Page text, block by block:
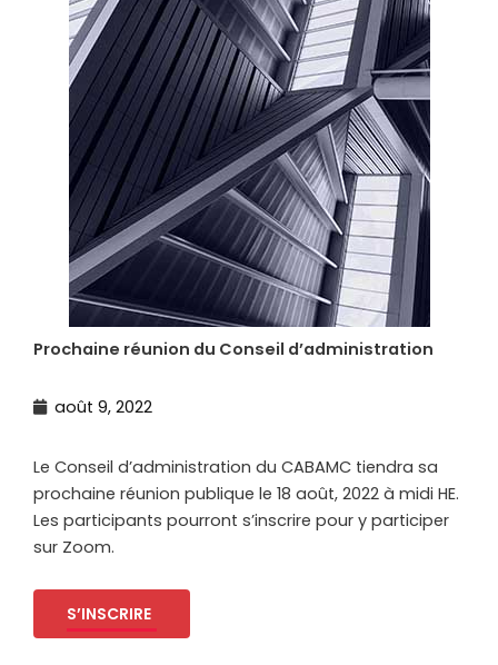
Prochaine réunion du Conseil d’administration
août 9, 2022
Le Conseil d’administration du CABAMC tiendra sa
prochaine réunion publique le 18 août, 2022 à midi HE.
Les participants pourront s’inscrire pour y participer
sur Zoom.
S’INSCRIRE